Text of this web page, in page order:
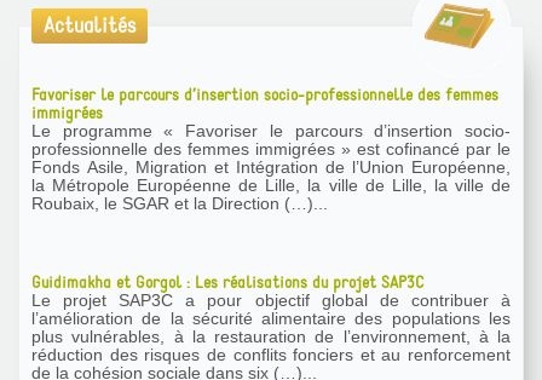
Actualités
Favoriser le parcours d’insertion socio-professionnelle des femmes
immigrées
Le programme « Favoriser le parcours d’insertion socio-
professionnelle des femmes immigrées » est cofinancé par le
Fonds Asile, Migration et Intégration de l’Union Européenne,
la Métropole Européenne de Lille, la ville de Lille, la ville de
Roubaix, le SGAR et la Direction (…)...
Guidimakha et Gorgol : Les réalisations du projet SAP3C
Le projet SAP3C a pour objectif global de contribuer à
l’amélioration de la sécurité alimentaire des populations les
plus vulnérables, à la restauration de l’environnement, à la
réduction des risques de conflits fonciers et au renforcement
de la cohésion sociale dans six (…)...